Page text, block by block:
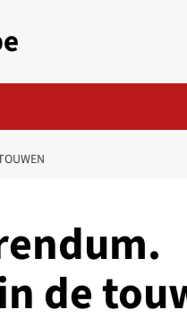
de